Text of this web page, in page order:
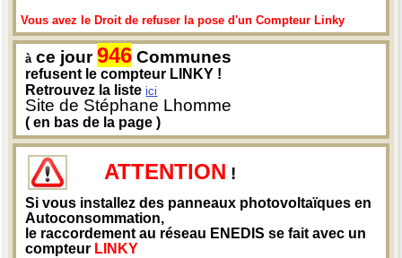
Vous avez le Droit de refuser la pose d'un Compteur Linky
à ce jour946 Communes
refusent le compteur LINKY !
Retrouvez la listeici
Site de Stéphane Lhomme
( en bas de la page )
ATTENTION !
Si vous installez des panneaux photovoltaïques en
Autoconsommation,
le raccordement au réseau ENEDIS se fait avec un
compteur LINKY